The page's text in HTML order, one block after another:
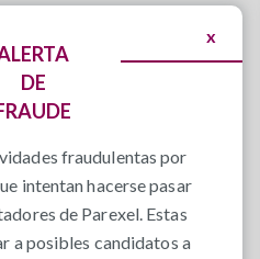
x
DE
fraudulentas por
intentan hacerse pasar
de Parexel. Estas
a posibles candidatos a